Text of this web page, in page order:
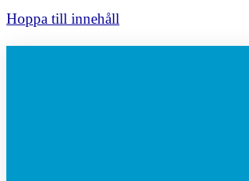
Hoppa till innehåll